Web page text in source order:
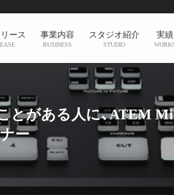
ース 事業内容
BUSINESS
スタジオ紹介
STUDIO
実績
がある人に、ATEM
ー